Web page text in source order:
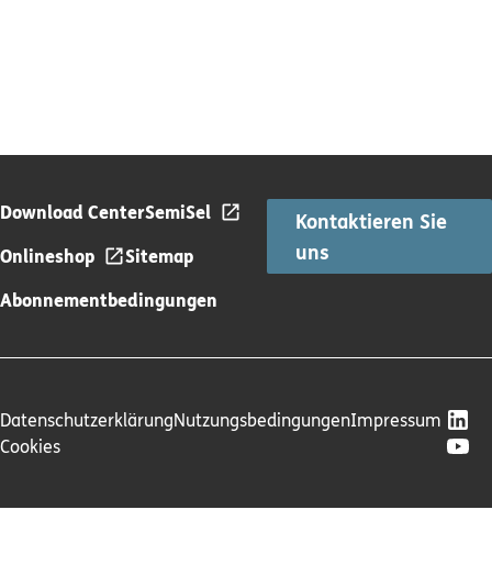
Download CenterSemiSel
Onlineshop
Sitemap
Abonnementbedingungen
Kontaktieren Sie
uns
DatenschutzerklärungNutzungsbedingungenImpressum
Cookies